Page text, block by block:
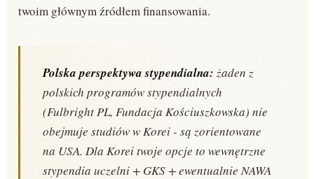
twoim głównym źródłem finansowania.
Polska perspektywa stypendialna: żaden z
polskich programów stypendialnych
(Fulbright PL, Fundacja Kościuszkowska) nie
obejmuje studiów w Korei - są zorientowane
na USA. Dla Korei twoje opcje to wewnętrzne
stypendia uczelni + GKS + ewentualnie NAWA